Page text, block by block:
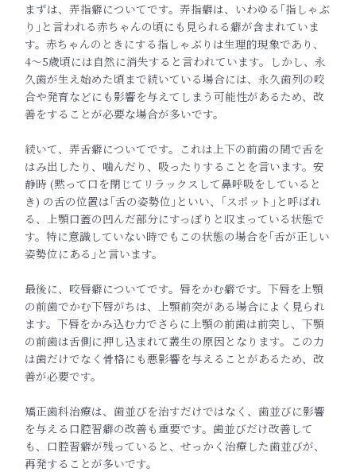
まずは、弄指癖についてです。弄指癖は、いわゆる｢指しゃぶ
り｣ と言われる赤ちゃんの頃にも見られる癖が含まれていま
す。赤ちゃ んのときにする指しゃぶりは生理的現象であり、
4〜5歳頃には自然に消失すると言われています。しかし、永
久歯が生え始めた頃まで続いている場合には、永久歯列の咬
合や発育などにも影響を与えてしまう可能性があるため、 改
善をすることが必要な場合が多いです。
続いて、弄舌癖についてです。これは上下の前歯の間で舌を
はみ出したり、噛んだり、吸ったりすることを言います。安
静時 (黙って口を閉じてリ ラックスして鼻呼吸をしていると
き) の舌の位置は｢舌の姿勢位｣ といい、｢スポット｣と呼ばれ
る、上顎口蓋の凹んだ部分にすっぽ りと収まっている状態で
す。特に意識していない時でもこの状態の場合を｢舌が正しい
姿勢位にある｣と言います。
最後に、咬唇癖についてです。唇をかむ癖です。下唇を上顎
の前歯でかむ下唇がちは、上顎前突がある場合によく見られ
ます。下唇をかみ込む力でさらに上顎の前歯は前突し、下顎
の前歯は舌側に押し込まれて叢生の原因となります。この力
は歯だけでなく骨格にも悪影響を与える ことがあるため、改
善が必要です。
矯正歯科治療は、歯並びを治すだけではなく、歯並びに影響
を与える口腔習癖の改善も重要です。歯並びだけ改善して
も、口腔習癖が残っていると、せっかく治療した歯並びが、
再発することが多いです。